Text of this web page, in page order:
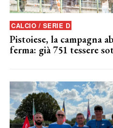
CALCIO / SERIE D
Pistoiese, la campagna
ferma: già 751 tessere